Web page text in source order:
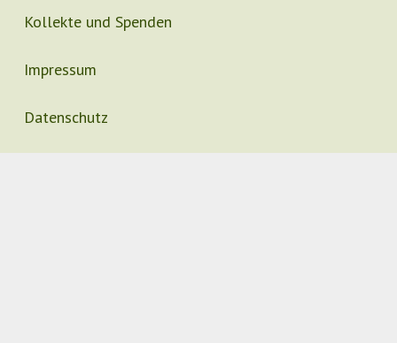
Kollekte und Spenden
Impressum
Datenschutz